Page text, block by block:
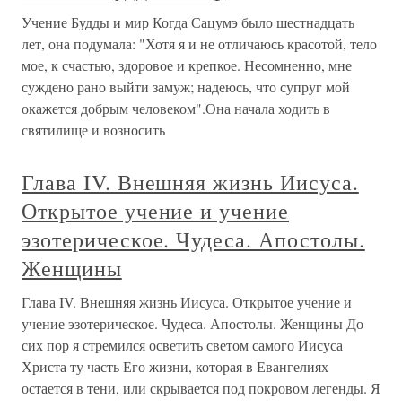
Учение Будды и мир Когда Сацумэ было шестнадцать
лет, она подумала: "Хотя я и не отличаюсь красотой, тело
мое, к счастью, здоровое и крепкое. Несомненно, мне
суждено рано выйти замуж; надеюсь, что супруг мой
окажется добрым человеком".Она начала ходить в
святилище и возносить
Глава IV. Внешняя жизнь Иисуса.
Открытое учение и учение
эзотерическое. Чудеса. Апостолы.
Женщины
Глава IV. Внешняя жизнь Иисуса. Открытое учение и
учение эзотерическое. Чудеса. Апостолы. Женщины До
сих пор я стремился осветить светом самого Иисуса
Христа ту часть Его жизни, которая в Евангелиях
остается в тени, или скрывается под покровом легенды. Я